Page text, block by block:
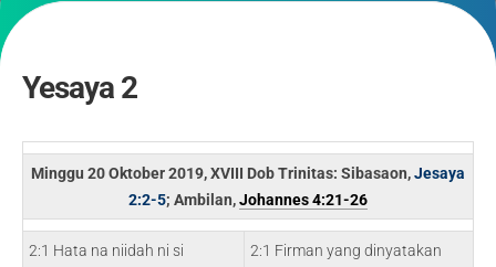
Yesaya 2
Minggu 20 Oktober 2019, XVIII Dob Trinitas: Sibasaon,Jesaya
2:2-5; Ambilan,Johannes 4:21-26
2:1 Hata na niidah ni si
2:1 Firman yang dinyatakan